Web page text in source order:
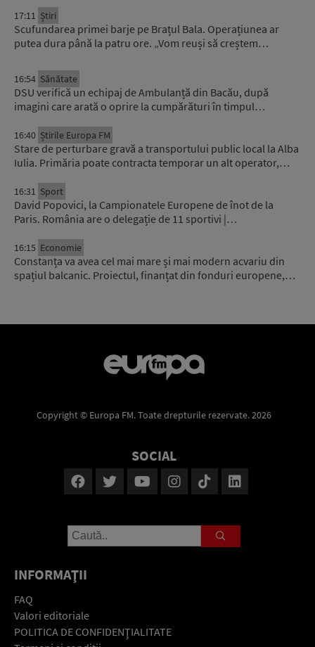
17:11 Știri
Scufundarea primei barje pe Brațul Bala. Operațiunea ar
putea dura până la patru ore. „Vom reuși să creștem…
16:54 Sănătate
DSU verifică un echipaj de Ambulanță din Bacău, după
imagini care arată o oprire la cumpărături în timpul…
16:40 Știrile Europa FM
Stare de perturbare gravă a transportului public local la Alba
Iulia. Primăria poate contracta temporar un alt operator,…
16:31 Sport
David Popovici, la Campionatele Europene de înot de la
Paris. România are o delegație de 11 sportivi |…
16:15 Economie
Constanța va avea cel mai mare și mai modern acvariu din
spațiul balcanic. Proiectul, finanțat din fonduri europene,…
Copyright © Europa FM. Toate drepturile rezervate. 2026
SOCIAL
INFORMAŢII
FAQ
Valori editoriale
POLITICA DE CONFIDENŢIALITATE